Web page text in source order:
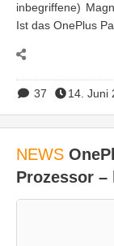
inbegriffene)
Ist das OnePlus
37 14. Juni
NEWS
Prozessor